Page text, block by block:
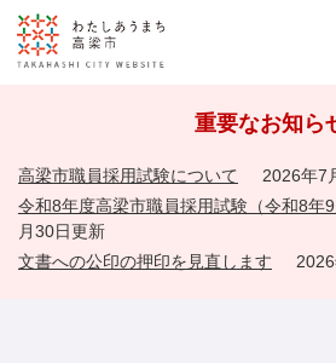
重要なお知ら
高梁市職員採用試験について
2026年7
令和8年度高梁市職員採用試験（令和8年9
月30日更新
文書への公印の押印を見直します